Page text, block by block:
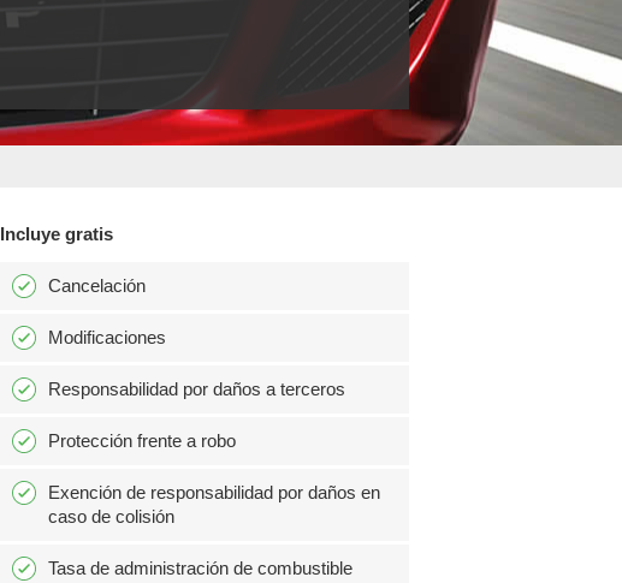
Incluye gratis
Cancelación
Modificaciones
Responsabilidad por daños a terceros
Protección frente a robo
Exención de responsabilidad por daños en
caso de colisión
Tasa de administración de combustible